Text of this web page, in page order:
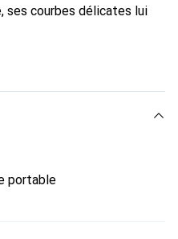
ses courbes délicates lui
votre smartphone.
est un choix sûr pour une
portable